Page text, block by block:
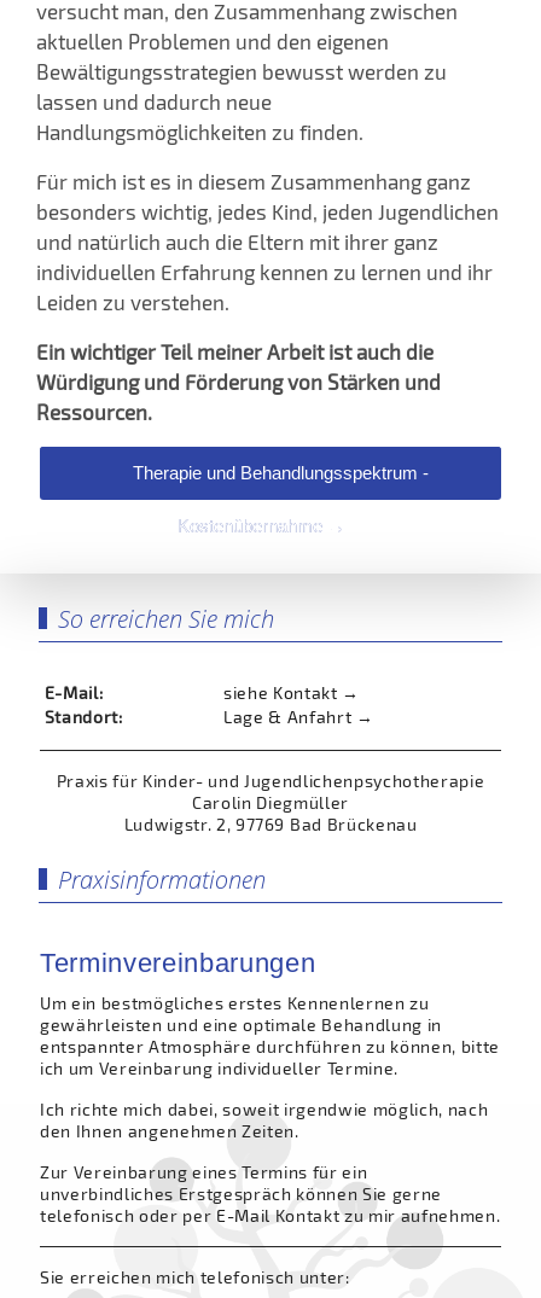
versucht man, den Zusammenhang zwischen
aktuellen Problemen und den eigenen
Bewältigungsstrategien bewusst werden zu
lassen und dadurch neue
Handlungsmöglichkeiten zu finden.
Für mich ist es in diesem Zusammenhang ganz
besonders wichtig, jedes Kind, jeden Jugendlichen
und natürlich auch die Eltern mit ihrer ganz
individuellen Erfahrung kennen zu lernen und ihr
Leiden zu verstehen.
Ein wichtiger Teil meiner Arbeit ist auch die
Würdigung und Förderung von Stärken und
Ressourcen.
Therapie und Behandlungsspektrum -
Kostenübernahme →
So erreichen Sie mich
E-Mail:
siehe Kontakt →
Standort:
Lage & Anfahrt →
Praxis für Kinder- und Jugendlichenpsychotherapie
Carolin Diegmüller
Ludwigstr. 2, 97769 Bad Brückenau
Praxisinformationen
Terminvereinbarungen
Um ein bestmögliches erstes Kennenlernen zu
gewährleisten und eine optimale Behandlung in
entspannter Atmosphäre durchführen zu können, bitte
ich um Vereinbarung individueller Termine.
Ich richte mich dabei, soweit irgendwie möglich, nach
den Ihnen angenehmen Zeiten.
Zur Vereinbarung eines Termins für ein
unverbindliches Erstgespräch können Sie gerne
telefonisch oder per E-Mail Kontakt zu mir aufnehmen.
Sie erreichen mich telefonisch unter: